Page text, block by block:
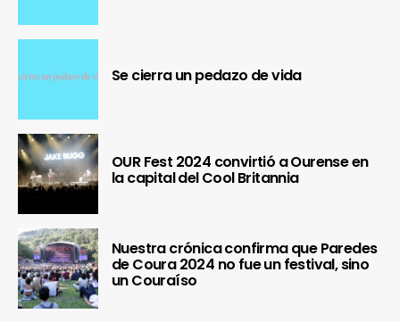
Se cierra un pedazo de vida
OUR Fest 2024 convirtió a Ourense en
la capital del Cool Britannia
Nuestra crónica confirma que Paredes
de Coura 2024 no fue un festival, sino
un Couraíso